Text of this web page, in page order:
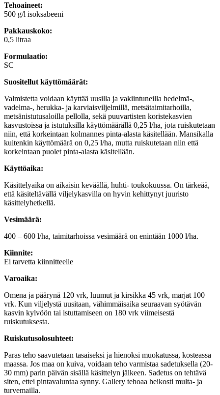
Tehoaineet:
500 g/l isoksabeeni
Pakkauskoko:
0,5 litraa
Formulaatio:
SC
Suositellut käyttömäärät:
Valmistetta voidaan käyttää uusilla ja vakiintuneilla hedelmä-,
vadelma-, herukka- ja karviaisviljelmillä, metsätaimitarhoilla,
metsänistutusaloilla pellolla, sekä puuvartisten koristekasvien
kasvustoissa ja istutuksilla käyttömäärällä 0,25 l/ha, jota ruiskutetaan
niin, että korkeintaan kolmannes pinta-alasta käsitellään. Mansikalla
kuitenkin käyttömäärä on 0,25 l/ha, mutta ruiskutetaan niin että
korkeintaan puolet pinta-alasta käsitellään.
Käyttöaika:
Käsittelyaika on aikaisin keväällä, huhti- toukokuussa. On tärkeää,
että käsiteltävällä viljelykasvilla on hyvin kehittynyt juuristo
käsittelyhetkellä.
Vesimäärä:
400 – 600 l/ha, taimitarhoissa vesimäärä on enintään 1000 l/ha.
Kiinnite:
Ei tarvetta kiinnitteelle
Varoaika:
Omena ja päärynä 120 vrk, luumut ja kirsikka 45 vrk, marjat 100
vrk. Kun viljelystä uusitaan, vähimmäisaika seuraavan syötävän
kasvin kylvöön tai istuttamiseen on 180 vrk viimeisestä
ruiskutuksesta.
Ruiskutusolosuhteet:
Paras teho saavutetaan tasaiseksi ja hienoksi muokatussa, kosteassa
maassa. Jos maa on kuiva, voidaan teho varmistaa sadetuksella (20-
30 mm) parin päivän sisällä käsittelyn jälkeen. Sadetus on tehtävä
siten, ettei pintavaluntaa synny. Gallery tehoaa heikosti multa- ja
turvemailla.